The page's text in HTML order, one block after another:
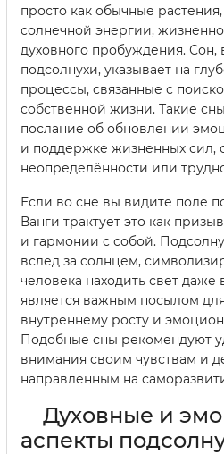
просто как обычные
солнечной энергии,
духовного пробуждения.
подсолнухи, указывает на
процессы, связанные с
собственной жизни. Такие
послание об обновлении
и поддержке жизненных сил,
неопределённости или
Если во сне вы видите поле
Ванги трактует это как
и гармонии с собой.
вслед за солнцем,
человека находить свет
является важным посылом
внутреннему росту и
Подобные сны рекомендуют
внимания своим чувствам и
направленным на
Духовные и
аспекты